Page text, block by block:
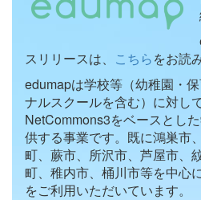
スリリースは、 こちらをお読
edumapは学校等（幼稚園・
ナルスクールを含む）に対し
NetCommons3をベースとし
供する事業です。既に鴻巣市
町、蕨市、所沢市、芦屋市、
町、稚内市、桶川市等を中心
をご利用いただいています。